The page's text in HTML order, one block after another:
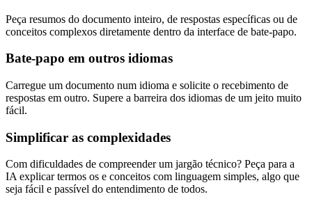
Peça resumos do documento inteiro, de respostas específicas ou de
conceitos complexos diretamente dentro da interface de bate-papo.
Bate-papo em outros idiomas
Carregue um documento num idioma e solicite o recebimento de
respostas em outro. Supere a barreira dos idiomas de um jeito muito
fácil.
Simplificar as complexidades
Com dificuldades de compreender um jargão técnico? Peça para a
IA explicar termos os e conceitos com linguagem simples, algo que
seja fácil e passível do entendimento de todos.